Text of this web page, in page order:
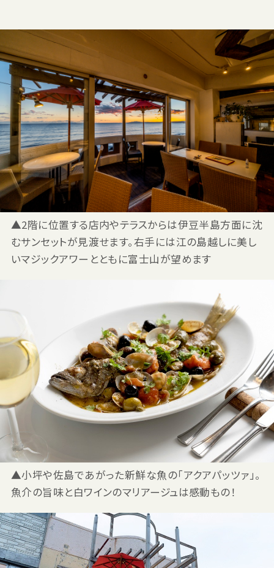
▲2階に位置する店内やテラスからは伊豆半島方面に沈
むサンセットが見渡せます。右手には江の島越しに美し
いマジックアワーとともに富士山が望めます
▲小坪や佐島であがった新鮮な魚の「アクアパッツァ」。
魚介の旨味と白ワインのマリアージュは感動もの！